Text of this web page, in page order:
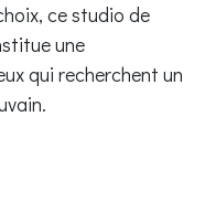
ce studio de
une
qui recherchent un